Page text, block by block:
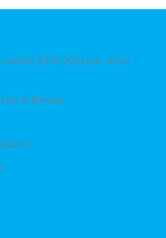
2020-2021 sur votre
de la Meinau